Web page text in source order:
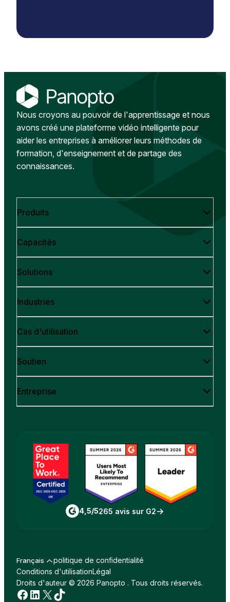
Nous croyons au pouvoir de l'apprentissage et nous
avons créé une plateforme vidéo intelligente pour
aider les entreprises à améliorer leurs méthodes de
formation, d'enseignement et de partage des
connaissances.
Produits
Capacités
Solutions
Industries
Cas d'utilisation
Soutien
Entreprise
4,5/5265 avis sur G2
Français
politique de confidentialité
Conditions d'utilisationLégal
Droits d'auteur © 2026 Panopto . Tous droits réservés.
Facebook
LinkedIn
X TikTok